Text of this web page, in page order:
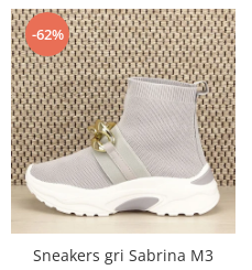
-62%
Sneakers gri Sabrina M3